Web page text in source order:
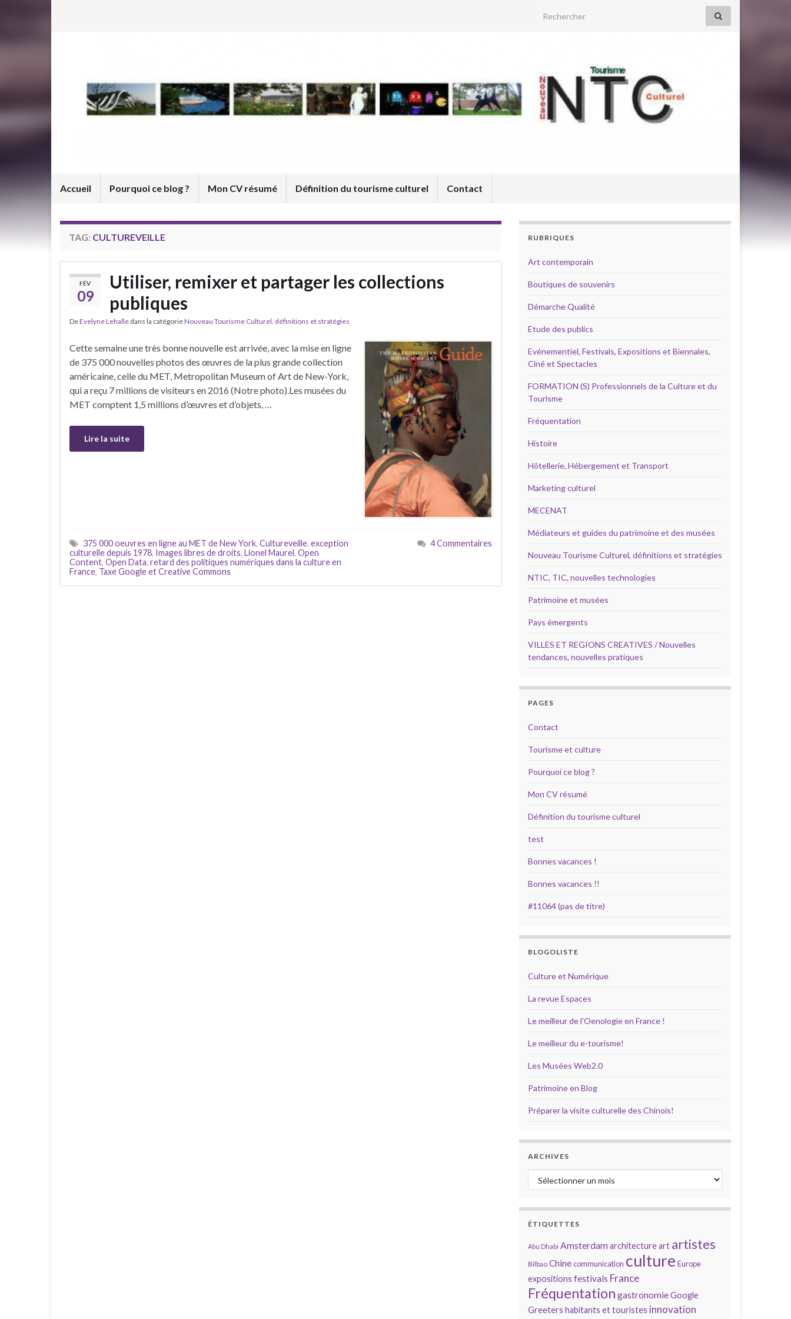
Search for:
Accueil Pourquoi ce blog ? Mon CV résumé Définition du tourisme culturel Contact
TAG: CULTUREVEILLE
FÉV
09
Utiliser, remixer et partager les collections
publiques
DeEvelyne Lehalle dans la catégorieNouveau Tourisme Culturel, définitions et stratégies
Cette semaine une très bonne nouvelle est arrivée, avec la mise en ligne
de 375 000 nouvelles photos des œuvres de la plus grande collection
américaine, celle du MET, Metropolitan Museum of Art de New-York,
qui a reçu 7 millions de visiteurs en 2016 (Notre photo).Les musées du
MET comptent 1,5 millions d’œuvres et d’objets, …
Lire la suite
375 000 oeuvres en ligne au MET de New York, Cultureveille, exception
culturelle depuis 1978, Images libres de droits, Lionel Maurel, Open
Content, Open Data, retard des politiques numériques dans la culture en
France, Taxe Google et Creative Commons
4 Commentaires
RUBRIQUES
Art contemporain
Boutiques de souvenirs
Démarche Qualité
Etude des publics
Evénementiel, Festivals, Expositions et Biennales,
Ciné et Spectacles
FORMATION (S) Professionnels de la Culture et du
Tourisme
Fréquentation
Histoire
Hôtellerie, Hébergement et Transport
Marketing culturel
MECENAT
Médiateurs et guides du patrimoine et des musées
Nouveau Tourisme Culturel, définitions et stratégies
NTIC, TIC, nouvelles technologies
Patrimoine et musées
Pays émergents
VILLES ET REGIONS CREATIVES / Nouvelles
tendances, nouvelles pratiques
PAGES
Contact
Tourisme et culture
Pourquoi ce blog ?
Mon CV résumé
Définition du tourisme culturel
test
Bonnes vacances !
Bonnes vacances !!
#11064 (pas de titre)
BLOGOLISTE
Culture et Numérique
La revue Espaces
Le meilleur de l'Oenologie en France !
Le meilleur du e-tourisme!
Les Musées Web2.0
Patrimoine en Blog
Préparer la visite culturelle des Chinois!
ARCHIVES
Archives
ÉTIQUETTES
Abu Dhabi Amsterdamarchitectureart artistes
Bilbao Chinecommunication culture Europe
expositions festivals France
Fréquentation gastronomieGoogle
Greeters habitants et touristes innovation